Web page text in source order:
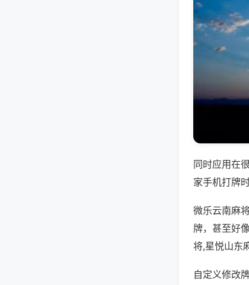
同时应用在
家手机打牌
微乐云南麻
牌，甚至好
将,星悦山东
自定义修改